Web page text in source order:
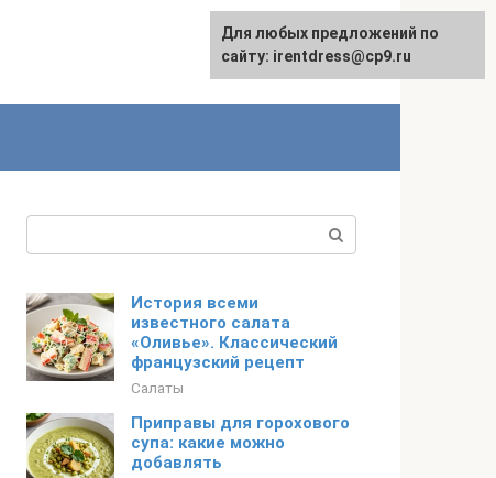
История всеми
известного салата
«Оливье». Классический
французский рецепт
Салаты
Приправы для горохового
супа: какие можно
добавлять
Для любых предложений по
сайту: irentdress@cp9.ru